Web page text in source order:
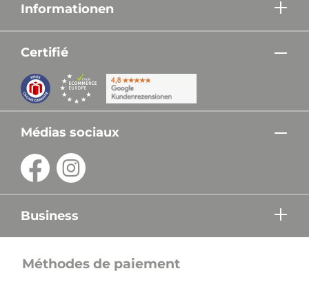
Informationen
Certifié
Médias sociaux
Business
Méthodes de paiement